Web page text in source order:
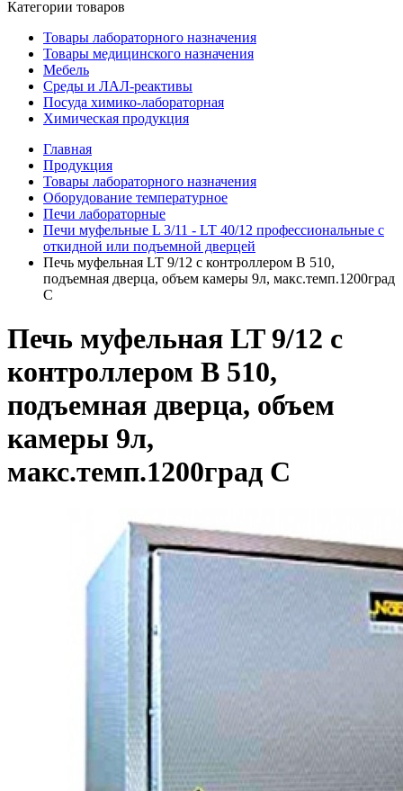
Категории товаров
Товары лабораторного назначения
Товары медицинского назначения
Мебель
Среды и ЛАЛ-реактивы
Посуда химико-лабораторная
Химическая продукция
Главная
Продукция
Товары лабораторного назначения
Оборудование температурное
Печи лабораторные
Печи муфельные L 3/11 - LT 40/12 профессиональные с
откидной или подъемной дверцей
Печь муфельная LT 9/12 с контроллером B 510,
подъемная дверца, объем камеры 9л, макс.темп.1200град
С
Печь муфельная LT 9/12 с
контроллером B 510,
подъемная дверца, объем
камеры 9л,
макс.темп.1200град С